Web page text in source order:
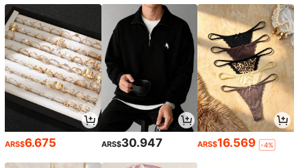
ARS$6.675 ARS$30.947 ARS$16.569 -4%